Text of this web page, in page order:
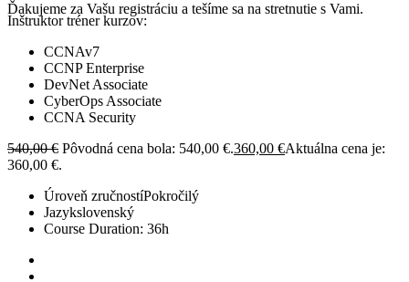
Ďakujeme za Vašu registráciu a tešíme sa na stretnutie s Vami.
Inštruktor tréner kurzov:
CCNAv7
CCNP Enterprise
DevNet Associate
CyberOps Associate
CCNA Security
540,00€ Pôvodná cena bola: 540,00 €.360,00 €Aktuálna cena je:
360,00 €.
Úroveň zručnostíPokročilý
Jazykslovenský
Course Duration: 36h